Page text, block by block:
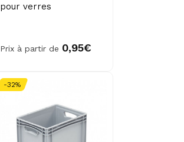
pour verres
Prix à partir de 0,95€
-32%